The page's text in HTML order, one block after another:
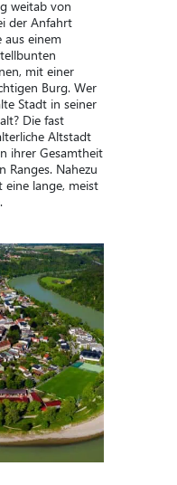
weitab von
der Anfahrt
aus einem
mit einer
Burg. Wer
Stadt in seiner
Die fast
Altstadt
ihrer Gesamtheit
Ranges. Nahezu
eine lange, meist